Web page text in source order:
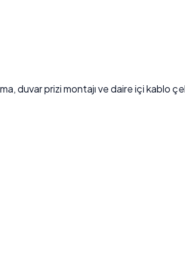
duvar prizi montajı ve daire içi kablo